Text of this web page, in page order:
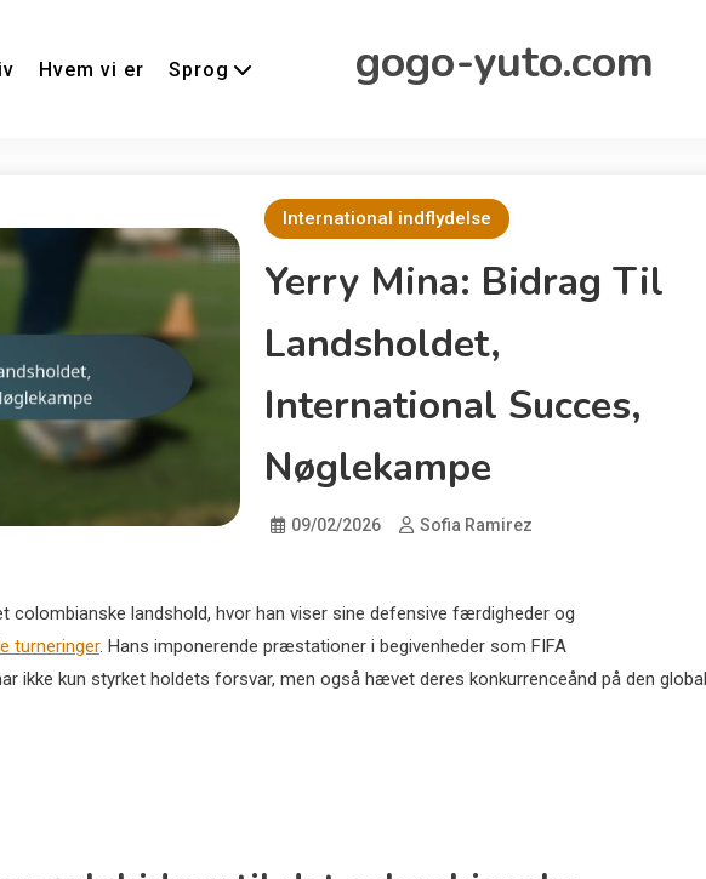
Hvem vi er Sprog gogo-yuto.com
International indflydelse
Yerry Mina: Bidrag Til
Landsholdet,
International Succes,
Nøglekampe
09/02/2026 Sofia Ramirez
colombianske landshold, hvor han viser sine defensive færdigheder og
turneringer. Hans imponerende præstationer i begivenheder som FIFA
ikke kun styrket holdets forsvar, men også hævet deres konkurrenceånd på den